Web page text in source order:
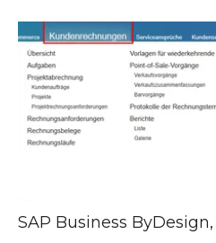
SAP Business ByDesign,